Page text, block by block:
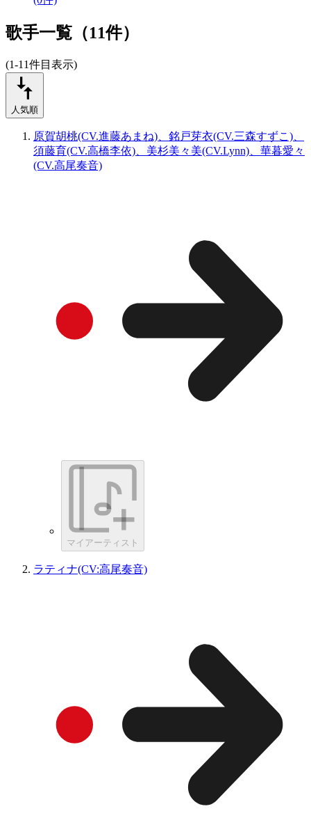
歌手一覧（11件）
(1-11件目表示)
人気順
原賀胡桃(CV.進藤あまね)、銘戸芽衣(CV.三森すずこ)、
須藤育(CV.高橋李依)、美杉美々美(CV.Lynn)、華暮愛々
(CV.高尾奏音)
マイアーティスト
ラティナ(CV:高尾奏音)